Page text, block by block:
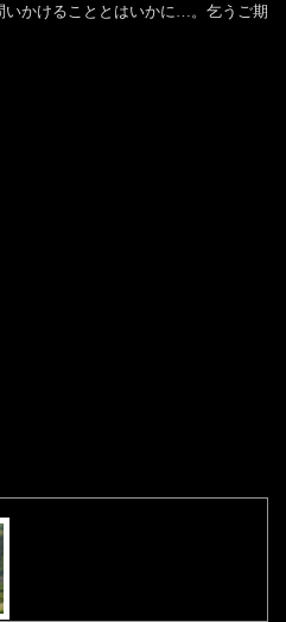
いかけることとはいかに…。乞うご期